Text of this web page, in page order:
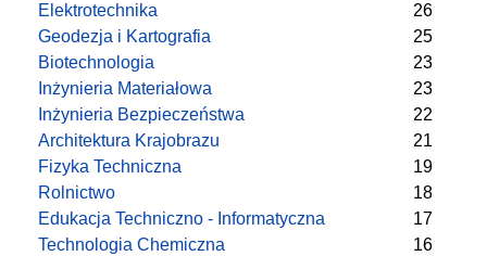
Elektrotechnika
26
Geodezja i Kartografia
25
Biotechnologia
23
Inżynieria Materiałowa
23
Inżynieria Bezpieczeństwa
22
Architektura Krajobrazu
21
Fizyka Techniczna
19
Rolnictwo
18
Edukacja Techniczno - Informatyczna
17
Technologia Chemiczna
16